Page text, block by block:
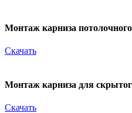
Монтаж карниза потолочного
Скачать
Монтаж карниза для
Скачать